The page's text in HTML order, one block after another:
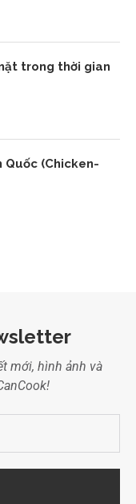
trong thời gian
Quốc (Chicken-
mới, hình ảnh và